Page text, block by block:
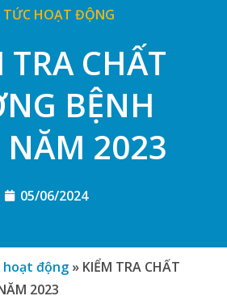
TỨC HOẠT ĐỘNG
TRA CHẤT
BỆNH
NĂM 2023
05/06/2024
động » KIỂM TRA CHẤT
2023